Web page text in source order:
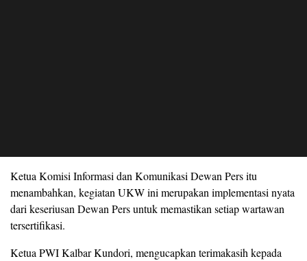
Ketua Komisi Informasi dan Komunikasi Dewan Pers itu
menambahkan, kegiatan UKW ini merupakan implementasi nyata
dari keseriusan Dewan Pers untuk memastikan setiap wartawan
tersertifikasi.
Ketua PWI Kalbar Kundori, mengucapkan terimakasih kepada